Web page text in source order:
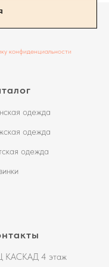
конфиденциальности
одежда
одежда
одежда
КАСКАД 4 этаж